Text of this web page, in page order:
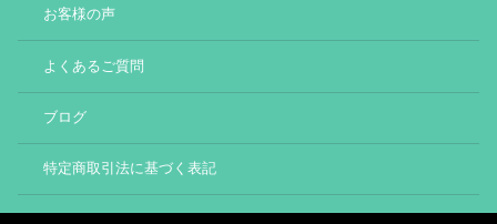
お客様の声
よくあるご質問
ブログ
特定商取引法に基づく表記